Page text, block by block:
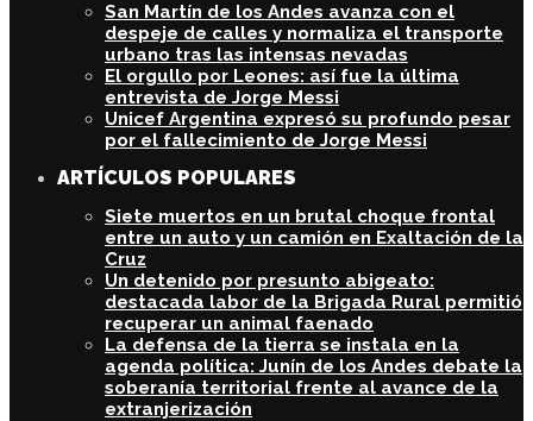
San Martín de los Andes avanza con el
despeje de calles y normaliza el transporte
urbano tras las intensas nevadas
El orgullo por Leones: así fue la última
entrevista de Jorge Messi
Unicef Argentina expresó su profundo pesar
por el fallecimiento de Jorge Messi
ARTÍCULOS POPULARES
Siete muertos en un brutal choque frontal
entre un auto y un camión en Exaltación de la
Cruz
Un detenido por presunto abigeato:
destacada labor de la Brigada Rural permitió
recuperar un animal faenado
La defensa de la tierra se instala en la
agenda política: Junín de los Andes debate la
soberanía territorial frente al avance de la
extranjerización